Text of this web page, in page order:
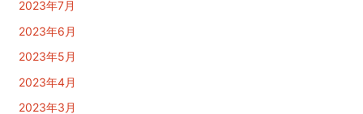
2023年7月
2023年6月
2023年5月
2023年4月
2023年3月